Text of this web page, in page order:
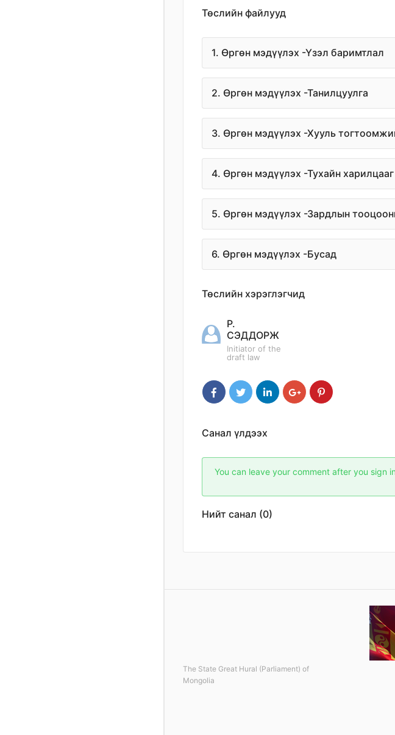
Төслийн файлууд
1. Өргөн мэдүүлэх -Үзэл баримтлал
2. Өргөн мэдүүлэх -Танилцуулга
3. Өргөн мэдүүлэх -Хууль
4. Өргөн мэдүүлэх -Тухайн
5. Өргөн мэдүүлэх -Зардлын
6. Өргөн мэдүүлэх -Бусад
Төслийн хэрэглэгчид
Р.
СЭДДОРЖ
Initiator of the
draft law
Санал үлдээх
You can leave your comment after you sign
Нийт санал (0)
The State Great Hural (Parliament) of
Mongolia